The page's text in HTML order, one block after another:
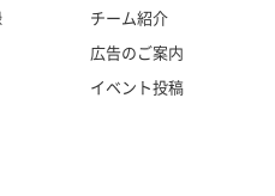
チーム紹介
広告のご案内
イベント投稿